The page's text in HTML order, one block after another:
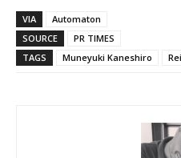
VIA
Automaton
SOURCE
PR TIMES
TAGS
Muneyuki Kaneshiro